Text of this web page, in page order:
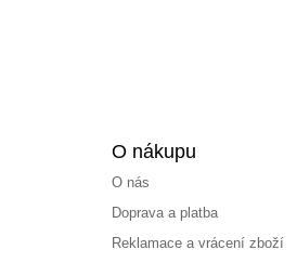
O nákupu
O nás
Doprava a platba
Reklamace a vrácení zboží